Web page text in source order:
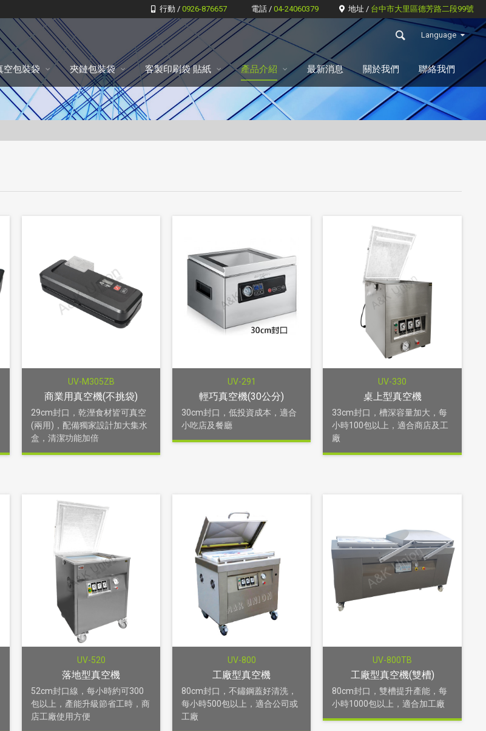
行動 / 0926-876657 電話 / 04-24060379 地址 / 台中市大里區德芳路二段99號
Language
空包裝袋 夾鏈包裝袋 客製印刷袋 貼紙 產品介紹 最新消息 關於我們 聯絡我們
UV-M305ZB
商業用真空機(不挑袋)
29cm封口，乾溼食材皆可真空
(兩用)，配備獨家設計加大集水
盒，清潔功能加倍
UV-291
輕巧真空機(30公分)
30cm封口，低投資成本，適合
小吃店及餐廳
UV-330
桌上型真空機
33cm封口，槽深容量加大，每
小時100包以上，適合商店及工
廠
UV-520
落地型真空機
52cm封口線，每小時約可300
包以上，產能升級節省工時，商
店工廠使用方便
UV-800
工廠型真空機
80cm封口，不鏽鋼蓋好清洗，
每小時500包以上，適合公司或
工廠
UV-800TB
工廠型真空機(雙槽)
80cm封口，雙槽提升產能，每
小時1000包以上，適合加工廠